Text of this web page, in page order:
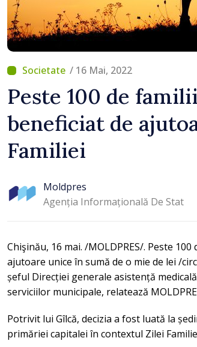
/ 16 Mai, 2022
Peste 100 de
beneficiat de
Familiei
Moldpres
Agenția Informațională De Stat
Chişinău, 16 mai. /MOLDPRES/. Peste
ajutoare unice în sumă de o mie de lei /
șeful Direcției generale asistență
serviciilor municipale, relatează
Potrivit lui Gîlcă, decizia a fost luată la
primăriei capitalei în contextul Zilei